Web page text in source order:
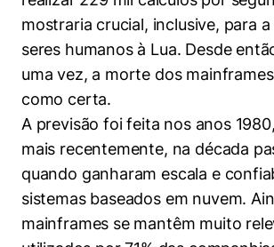
Finanças
Negócios
Políticas Públicas
Sustentabilidade
Tecnologia e Dados
mostraria crucial, inclusive, para
seres humanos à Lua. Desde
uma vez, a morte dos
como certa.
A previsão foi feita nos anos
mais recentemente, na década
quando ganharam escala e
sistemas baseados em nuvem.
mainframes se mantêm muito